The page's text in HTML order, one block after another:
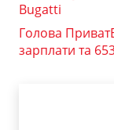
Bugatti
Голова
зарплати та